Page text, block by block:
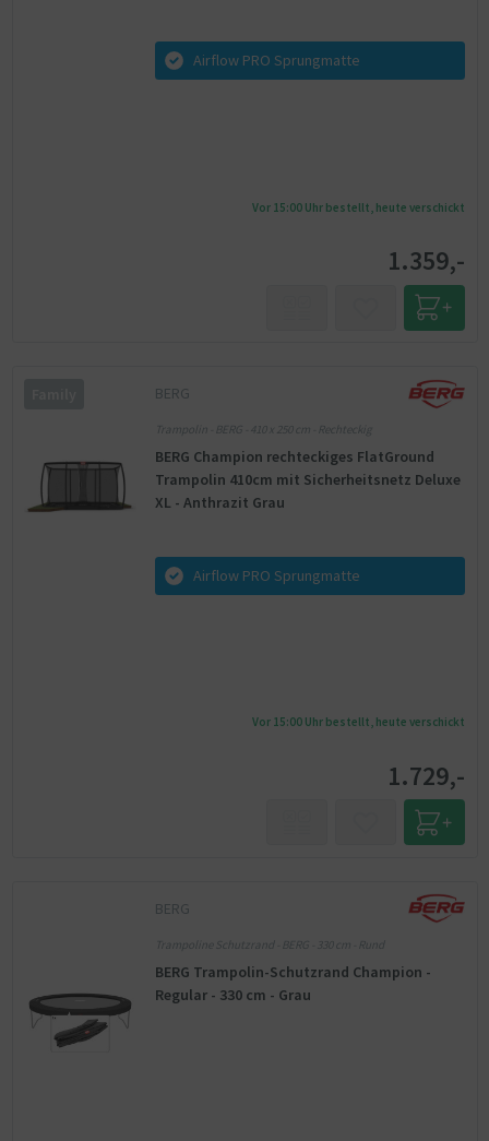
Airflow PRO Sprungmatte
Vor 15:00 Uhr bestellt, heute verschickt
1.359,-
BERG
Trampolin - BERG - 410 x 250 cm - Rechteckig
BERG Champion rechteckiges FlatGround
Trampolin 410cm mit Sicherheitsnetz Deluxe
XL - Anthrazit Grau
Airflow PRO Sprungmatte
Vor 15:00 Uhr bestellt, heute verschickt
1.729,-
BERG
Trampoline Schutzrand - BERG - 330 cm - Rund
BERG Trampolin-Schutzrand Champion -
Regular - 330 cm - Grau